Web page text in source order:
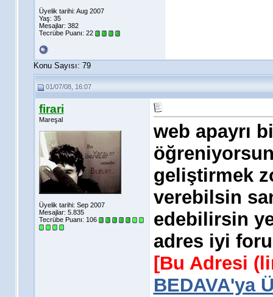
Üyelik tarihi: Aug 2007
Yaş: 35
Mesajlar: 382
Tecrübe Puanı: 22
Konu Sayısı: 79
01/07/08, 16:07
firari
Mareşal
Üyelik tarihi: Sep 2007
Mesajlar: 5.835
Tecrübe Puanı: 106
web apayrı
geliştirmek
verebilsin
edebilirsin
adres iyi
[Bu Adresi
BEDAVA'ya